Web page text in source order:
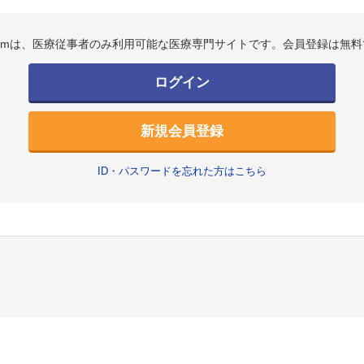
は、医療従事者のみ利用可能な医療専門サイトです。会員登録は無
ログイン
新規会員登録
ID・パスワードを忘れた方はこちら